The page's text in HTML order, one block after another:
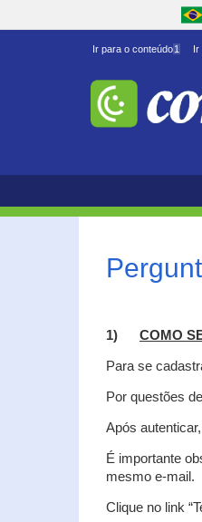
Ir para o conteúdo1 Ir
1) COMO
Para se
Por questões
Após
É importante
mesmo e-mail.
Clique no link